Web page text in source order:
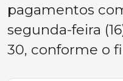
pagamentos
segunda-feira
30, conforme o